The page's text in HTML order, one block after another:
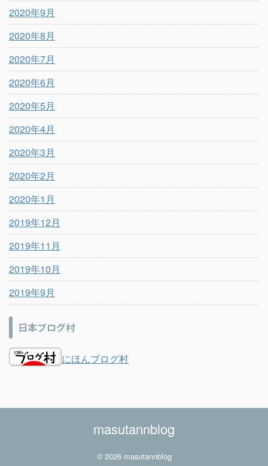
2020年9月
2020年8月
2020年7月
2020年6月
2020年5月
2020年4月
2020年3月
2020年2月
2020年1月
2019年12月
2019年11月
2019年10月
2019年9月
日本ブログ村
にほんブログ村
masutannblog
© 2026 masutannblog